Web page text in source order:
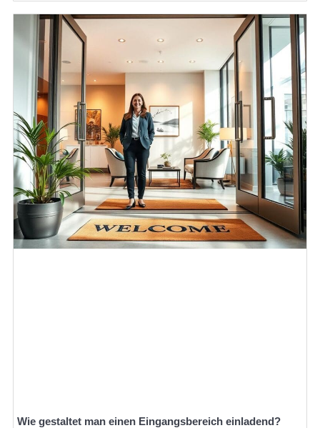
Wie gestaltet man einen Eingangsbereich einladend?